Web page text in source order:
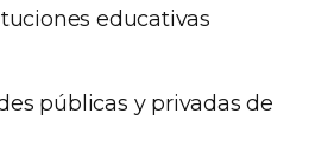
educativas
públicas y privadas de